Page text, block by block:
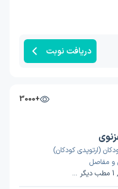
دریافت نوبت
+3000
(ارتوپدی کودکان)
مفاصل